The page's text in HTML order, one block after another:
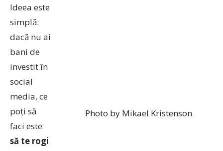
Photo by Mikael Kristenson
Ideea este
simplă:
dacă nu ai
bani de
investit în
social
media, ce
poți să
faci este
să te rogi